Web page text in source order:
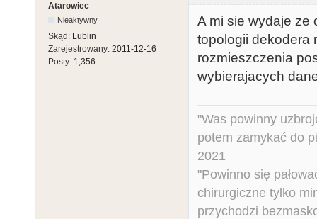
Atarowiec
Nieaktywny
Skąd: Lublin
Zarejestrowany: 2011-12-16
Posty: 1,356
A mi sie wydaje ze
topologii dekodera
rozmieszczenia
wybierajacych
"Was powinny
potem zamykać do
2021
"Powinno się
chirurgiczne tylko
przychodzi